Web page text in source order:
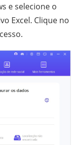
e selecione o
Excel. Clique no